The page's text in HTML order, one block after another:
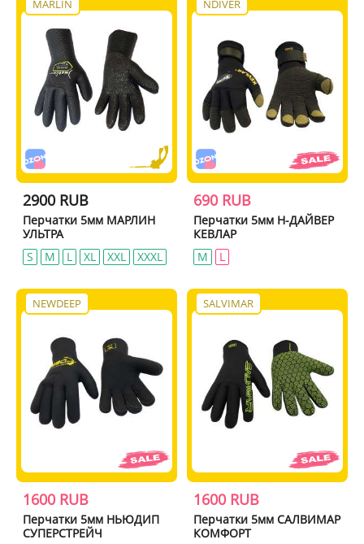
MARLIN
2900 RUB
Перчатки 5мм МАРЛИН
УЛЬТРА
S
M L XL XXL XXXL
NDIVER
690 RUB
Перчатки 5мм Н-ДАЙВЕР
КЕВЛАР
M
L
NEWDEEP
1600 RUB
Перчатки 5мм НЬЮДИП
СУПЕРСТРЕЙЧ
SALVIMAR
1600 RUB
Перчатки 5мм САЛВИМАР
КОМФОРТ